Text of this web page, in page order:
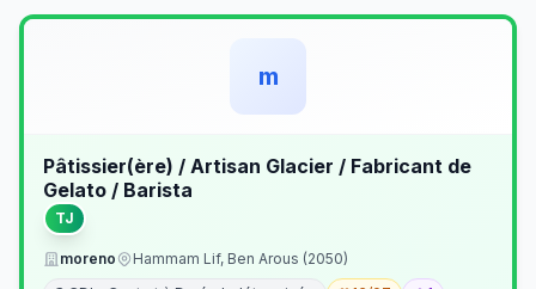
m
Pâtissier(ère) / Artisan Glacier / Fabricant de
Gelato / Barista
TJ
moreno
Hammam Lif, Ben Arous (2050)